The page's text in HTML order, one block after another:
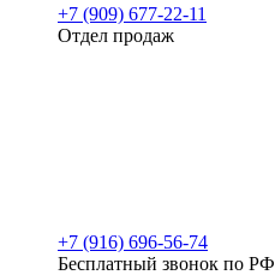
+7 (909) 677-22-11
Отдел продаж
+7 (916) 696-56-74
Бесплатный звонок по РФ